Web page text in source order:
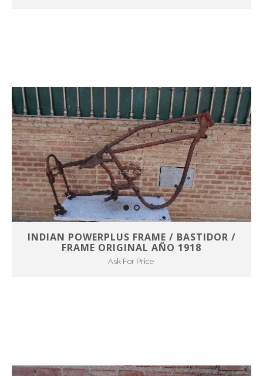
INDIAN POWERPLUS FRAME / BASTIDOR /
FRAME ORIGINAL AÑO 1918
Ask For Price